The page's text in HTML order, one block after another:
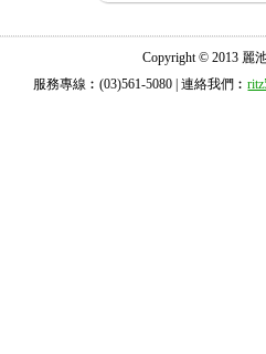
Copyright © 2013 麗
服務專線︰(03)561-5080 | 連絡我們︰